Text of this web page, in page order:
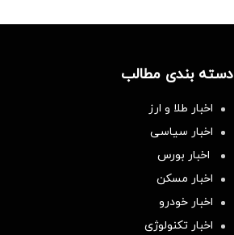
دسته بندی مطالب
اخبار طلا و ارز
اخبار سیاسی
اخبار بورس
اخبار مسکن
اخبار خودرو
اخبار تکنولوژی